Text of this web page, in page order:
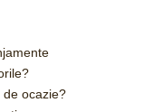
ocazie?